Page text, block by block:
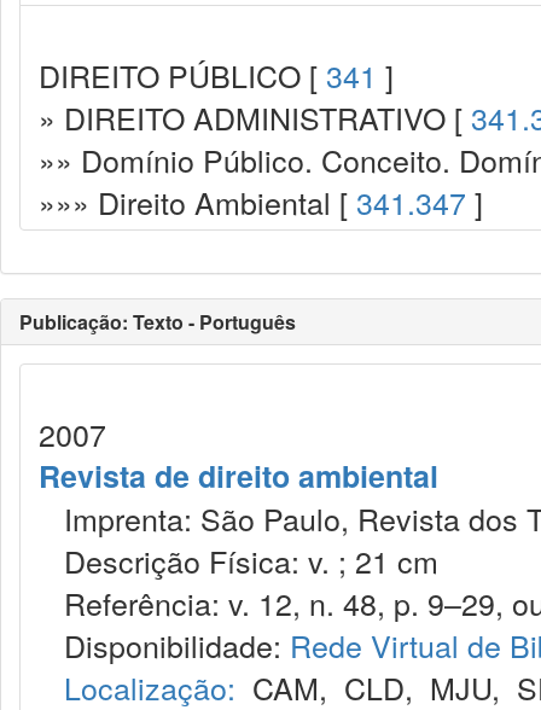
DIREITO PÚBLICO [ 341 ]
» DIREITO ADMINISTRATIVO [
»» Domínio Público. Conceito.
»»» Direito Ambiental [ 341.347 ]
Publicação: Texto - Português
2007
Revista de direito ambiental
Imprenta: São Paulo, Revista dos
Descrição Física: v. ; 21 cm
Referência: v. 12, n. 48, p. 9–29,
Disponibilidade: Rede Virtual de
Localização: CAM, CLD, MJU,